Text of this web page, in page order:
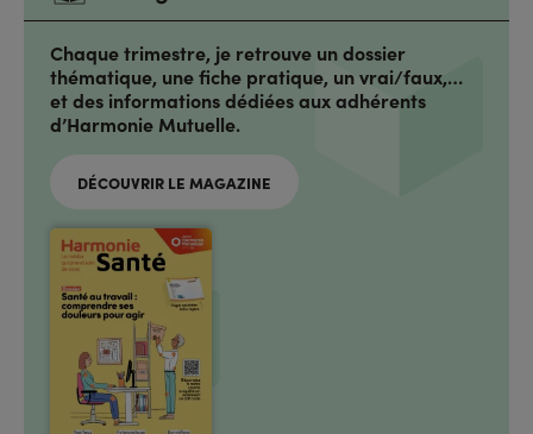
Chaque trimestre, je retrouve un dossier
thématique, une fiche pratique, un vrai/faux,…
et des informations dédiées aux adhérents
d’Harmonie Mutuelle.
DÉCOUVRIR LE MAGAZINE